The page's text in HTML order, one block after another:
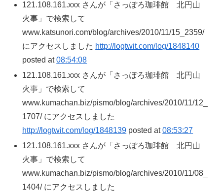
121.108.161.xxx さんが「さっぽろ珈琲館 北円山
火事」で検索して
www.katsunori.com/blog/archives/2010/11/15_2359/
にアクセスしました http://logtwit.com/log/1848140
posted at08:54:08
121.108.161.xxx さんが「さっぽろ珈琲館 北円山
火事」で検索して
www.kumachan.biz/pismo/blog/archives/2010/11/12_
1707/ にアクセスしました
http://logtwit.com/log/1848139 posted at08:53:27
121.108.161.xxx さんが「さっぽろ珈琲館 北円山
火事」で検索して
www.kumachan.biz/pismo/blog/archives/2010/11/08_
1404/ にアクセスしました